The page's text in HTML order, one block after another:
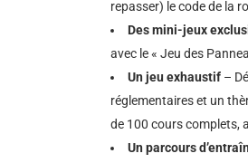
repasser) le code de la
Des mini-jeux
avec le « Jeu des
Un jeu exhaustif –
réglementaires et un
de 100 cours complets,
Un parcours